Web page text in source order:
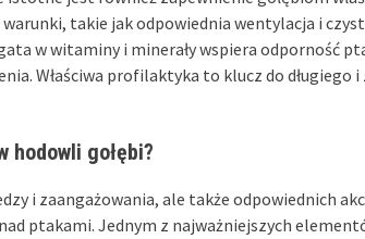
takie jak odpowiednia wentylacja i
w witaminy i minerały wspiera odporność
Właściwa profilaktyka to klucz do długiego i
hodowli gołębi?
i zaangażowania, ale także odpowiednich
ptakami. Jednym z najważniejszych